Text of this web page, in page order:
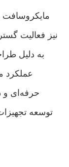
مایکروسافت
نیز فعالیت
عملکرد
حرفه‌ای و
توسعه